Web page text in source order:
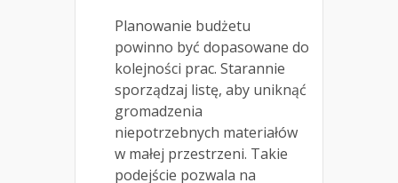
Planowanie budżetu
powinno być dopasowane do
kolejności prac. Starannie
sporządzaj listę, aby uniknąć
gromadzenia
niepotrzebnych materiałów
w małej przestrzeni. Takie
podejście pozwala na